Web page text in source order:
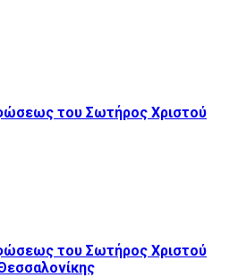
του Σωτήρος Χριστού
του Σωτήρος Χριστού